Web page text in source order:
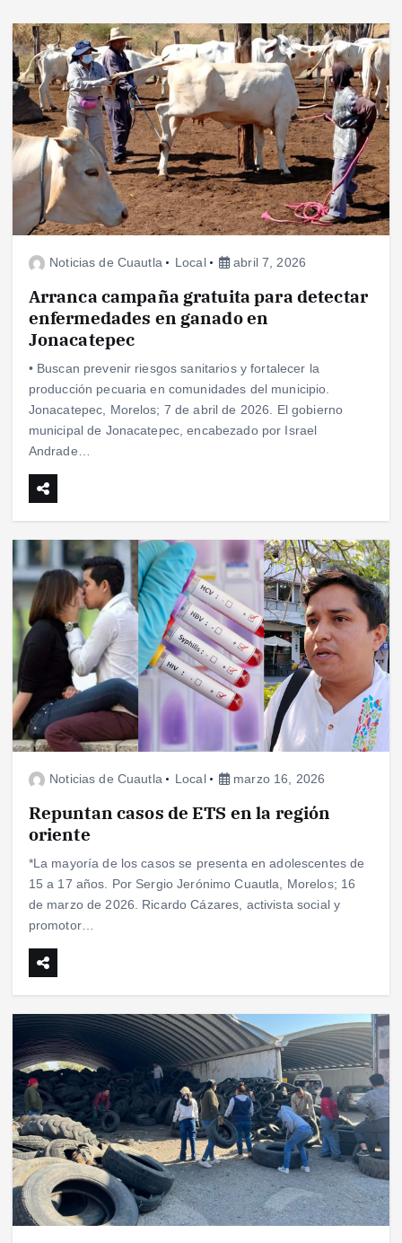
Noticias de Cuautla Local abril 7, 2026
Arranca campaña gratuita para detectar
enfermedades en ganado en
Jonacatepec
• Buscan prevenir riesgos sanitarios y fortalecer la
producción pecuaria en comunidades del municipio.
Jonacatepec, Morelos; 7 de abril de 2026. El gobierno
municipal de Jonacatepec, encabezado por Israel
Andrade…
Noticias de Cuautla Local marzo 16, 2026
Repuntan casos de ETS en la región
oriente
*La mayoría de los casos se presenta en adolescentes de
15 a 17 años. Por Sergio Jerónimo Cuautla, Morelos; 16
de marzo de 2026. Ricardo Cázares, activista social y
promotor…